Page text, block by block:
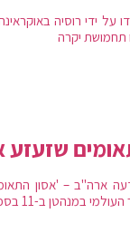
על ידי רוסיה
תחמושת יקרה
ארה"ב – 'אסון
| צילום: דוב בער הכטמן